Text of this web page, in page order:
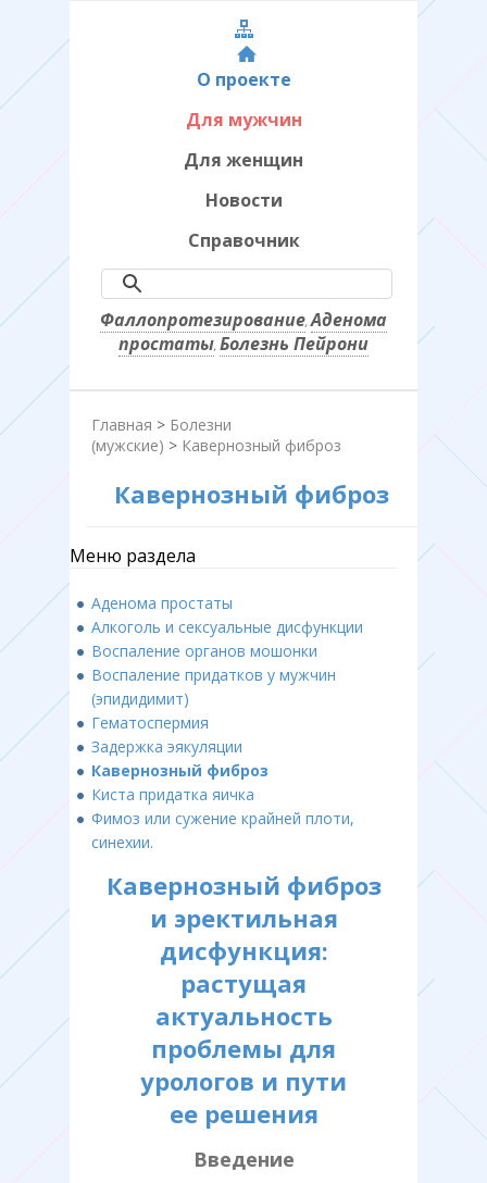
О проекте
Для мужчин
Для женщин
Новости
Справочник
Фаллопротезирование,Аденома
простаты, Болезнь Пейрони
Главная > Болезни
(мужские) > Кавернозный фиброз
Кавернозный фиброз
Меню раздела
Аденома простаты
Алкоголь и сексуальные дисфункции
Воспаление органов мошонки
Воспаление придатков у мужчин
(эпидидимит)
Гематоспермия
Задержка эякуляции
Кавернозный фиброз
Киста придатка яичка
Фимоз или сужение крайней плоти,
синехии.
Кавернозный фиброз
и эректильная
дисфункция:
растущая
актуальность
проблемы для
урологов и пути
ее решения
Введение